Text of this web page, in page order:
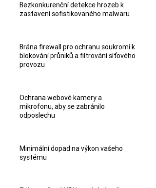
Bezkonkurenční detekce hrozeb k
zastavení sofistikovaného malwaru
Brána firewall pro ochranu soukromí k
blokování průniků a filtrování síťového
provozu
Ochrana webové kamery a
mikrofonu, aby se zabránilo
odposlechu
Minimální dopad na výkon vašeho
systému